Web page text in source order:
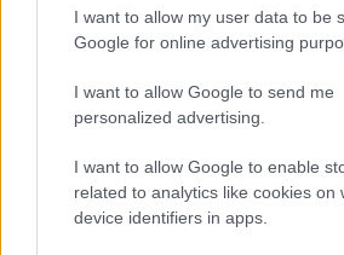
I want to allow my user data to be
Google for online advertising
I want to allow Google to send me
personalized advertising.
I want to allow Google to enable
related to analytics like cookies on
device identifiers in apps.